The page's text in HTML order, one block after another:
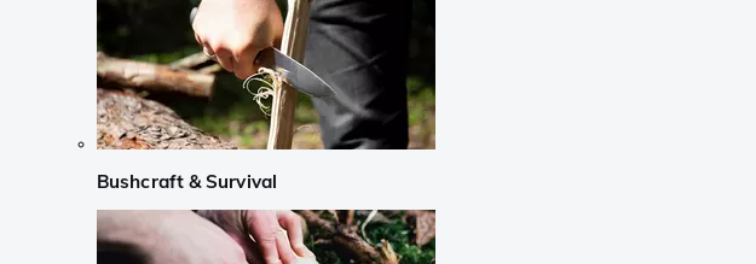
Bushcraft & Survival